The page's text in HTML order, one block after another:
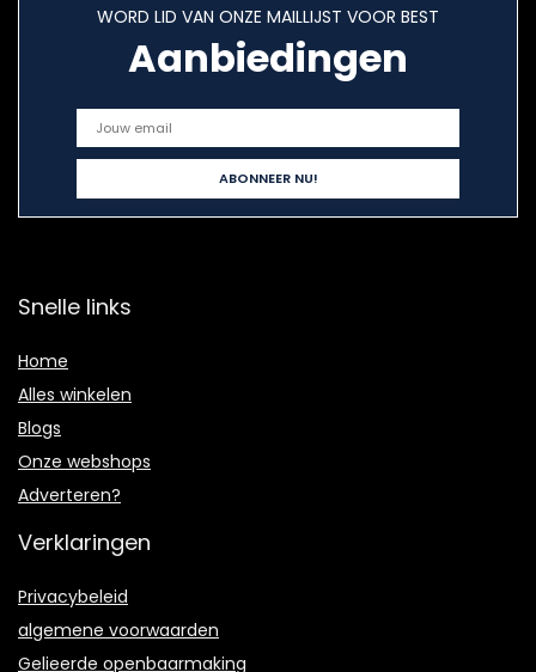
WORD LID VAN ONZE MAILLIJST VOOR BEST
Aanbiedingen
Snelle links
Home
Alles winkelen
Blogs
Onze webshops
Adverteren?
Verklaringen
Privacybeleid
algemene voorwaarden
Gelieerde openbaarmaking